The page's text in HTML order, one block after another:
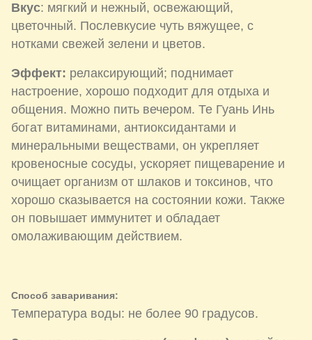
Вкус: мягкий и нежный, освежающий,
цветочный. Послевкусие чуть вяжущее, с
нотками свежей зелени и цветов.
Эффект: релаксирующий; поднимает
настроение, хорошо подходит для отдыха и
общения. Можно пить вечером. Те Гуань Инь
богат витаминами, антиоксидантами и
минеральными веществами, он укрепляет
кровеносные сосуды, ускоряет пищеварение и
очищает организм от шлаков и токсинов, что
хорошо сказывается на состоянии кожи. Также
он повышает иммунитет и обладает
омолаживающим действием.
Способ заваривания:
Температура воды: не более 90 градусов.